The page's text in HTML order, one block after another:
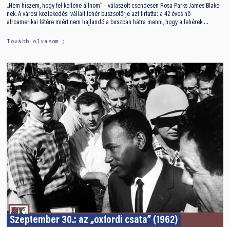
„Nem hiszem, hogy fel kellene állnom” – válaszolt csendesen Rosa Parks James Blake-
nek. A városi közlekedési vállalt fehér buszsofőrje azt firtatta: a 42 éves nő
afroamerikai létére miért nem hajlandó a buszban hátra menni, hogy a fehérek …
Tovább olvasom
Szeptember 30.: az „oxfordi csata” (1962)